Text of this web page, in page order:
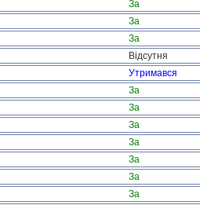
За
За
За
Відсутня
Утримався
За
За
За
За
За
За
За